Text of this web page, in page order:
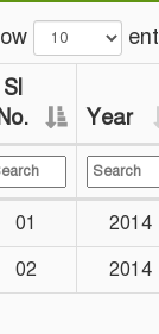
Sl
No.
Year
01 2014
02
2014